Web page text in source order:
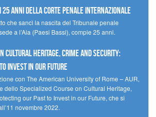
i 25 anni della Corte penale internazionale
che sancì la nascita del Tribunale penale
a l’Aia (Paesi Bassi), compie 25 anni.
Cultural Heritage, Crime and Security:
Invest in our Future
con The American University of Rome – AUR,
dello Specialized Course on Cultural Heritage,
our Past to Invest in our Future, che si
novembre 2022.